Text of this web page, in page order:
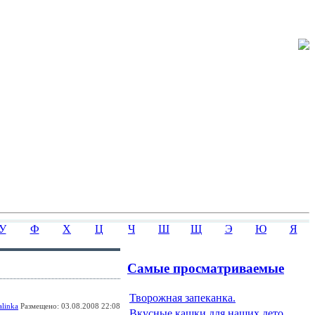
Ф Х Ц Ч Ш Щ Э Ю Я
Размещено: 03.08.2008 22:08
Самые просматриваемые
Творожная запеканка.